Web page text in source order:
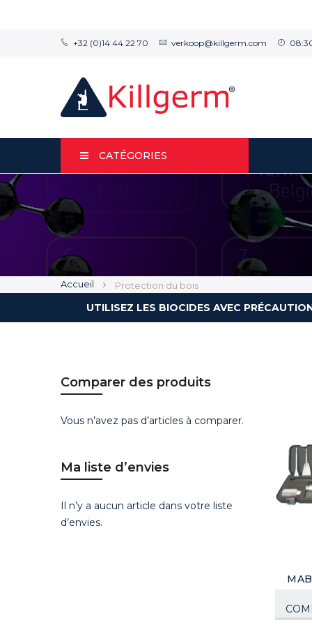
+32 (0)14 44 22 70 verkoop@killgerm.com
CATÉGORIES
Accueil Protection du bois
UTILISEZ LES BIOCIDES AVEC
Comparer des produits
Vous n’avez pas d’articles à comparer.
Ma liste d’envies
Il n’y a aucun article dans votre liste
d’envies.